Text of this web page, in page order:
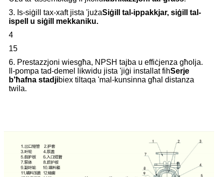
3. Is-siġill tax-xaft jista 'jużaSiġill tal-ippakkjar, siġill tal-
ispell u siġill mekkaniku.
4
15
6. Prestazzjoni wiesgħa, NPSH tajba u effiċjenza għolja.
Il-pompa tad-demel likwidu jista 'jiġi installat fihSerje
b'ħafna stadjibiex tiltaqa 'mal-kunsinna għal distanza
twila.